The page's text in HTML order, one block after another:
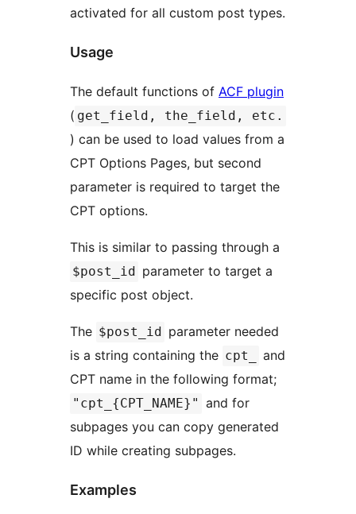
activated for all custom post types.
Usage
The default functions of ACF plugin
( get_field, the_field, etc.
) can be used to load values from a
CPT Options Pages, but second
parameter is required to target the
CPT options.
This is similar to passing through a
$post_id parameter to target a
specific post object.
The $post_id parameter needed
is a string containing the cpt_
and
CPT name in the following format;
"cpt_{CPT_NAME}" and for
subpages you can copy generated
ID while creating subpages.
Examples